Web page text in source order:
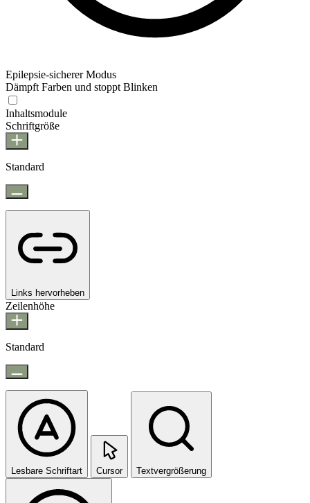
Epilepsie-sicherer Modus
Dämpft Farben und stoppt Blinken
Inhaltsmodule
Schriftgröße
Standard
Links hervorheben
Zeilenhöhe
Standard
Lesbare Schriftart Cursor Textvergrößerung